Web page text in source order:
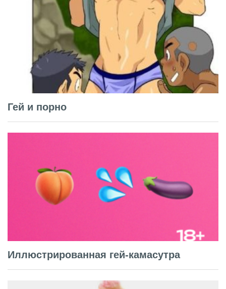
Гей и порно
Иллюстрированная гей-камасутра